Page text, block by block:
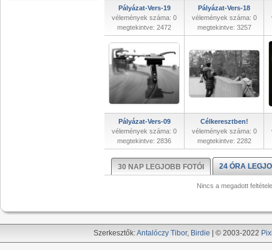
Pályázat-Vers-19
vélemények száma: 0
megtekintve: 2472
Pályázat-Vers-18
vélemények száma: 0
megtekintve: 3257
Pályázat-Vers-09
vélemények száma: 0
megtekintve: 2836
Célkeresztben!
vélemények száma: 0
megtekintve: 2282
30 NAP LEGJOBB FOTÓI 24 ÓRA
Nincs a megadott
Szerkesztők:Antalóczy Tibor, Birdie | © 2003-2022